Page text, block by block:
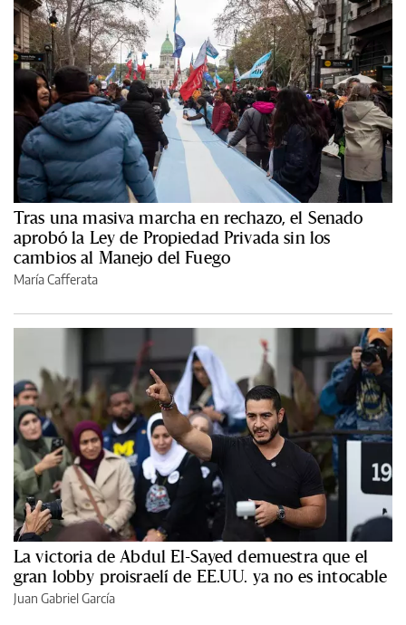
Tras una masiva marcha en rechazo, el Senado
aprobó la Ley de Propiedad Privada sin los
cambios al Manejo del Fuego
María Cafferata
La victoria de Abdul El-Sayed demuestra que el
gran lobby proisraelí de EE.UU. ya no es intocable
Juan Gabriel García